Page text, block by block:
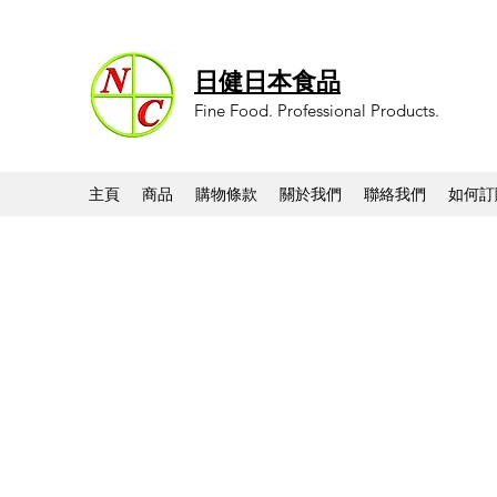
日健日本食品
Fine Food. Professional Products.
主頁 商品 購物條款 關於我們 聯絡我們 如何